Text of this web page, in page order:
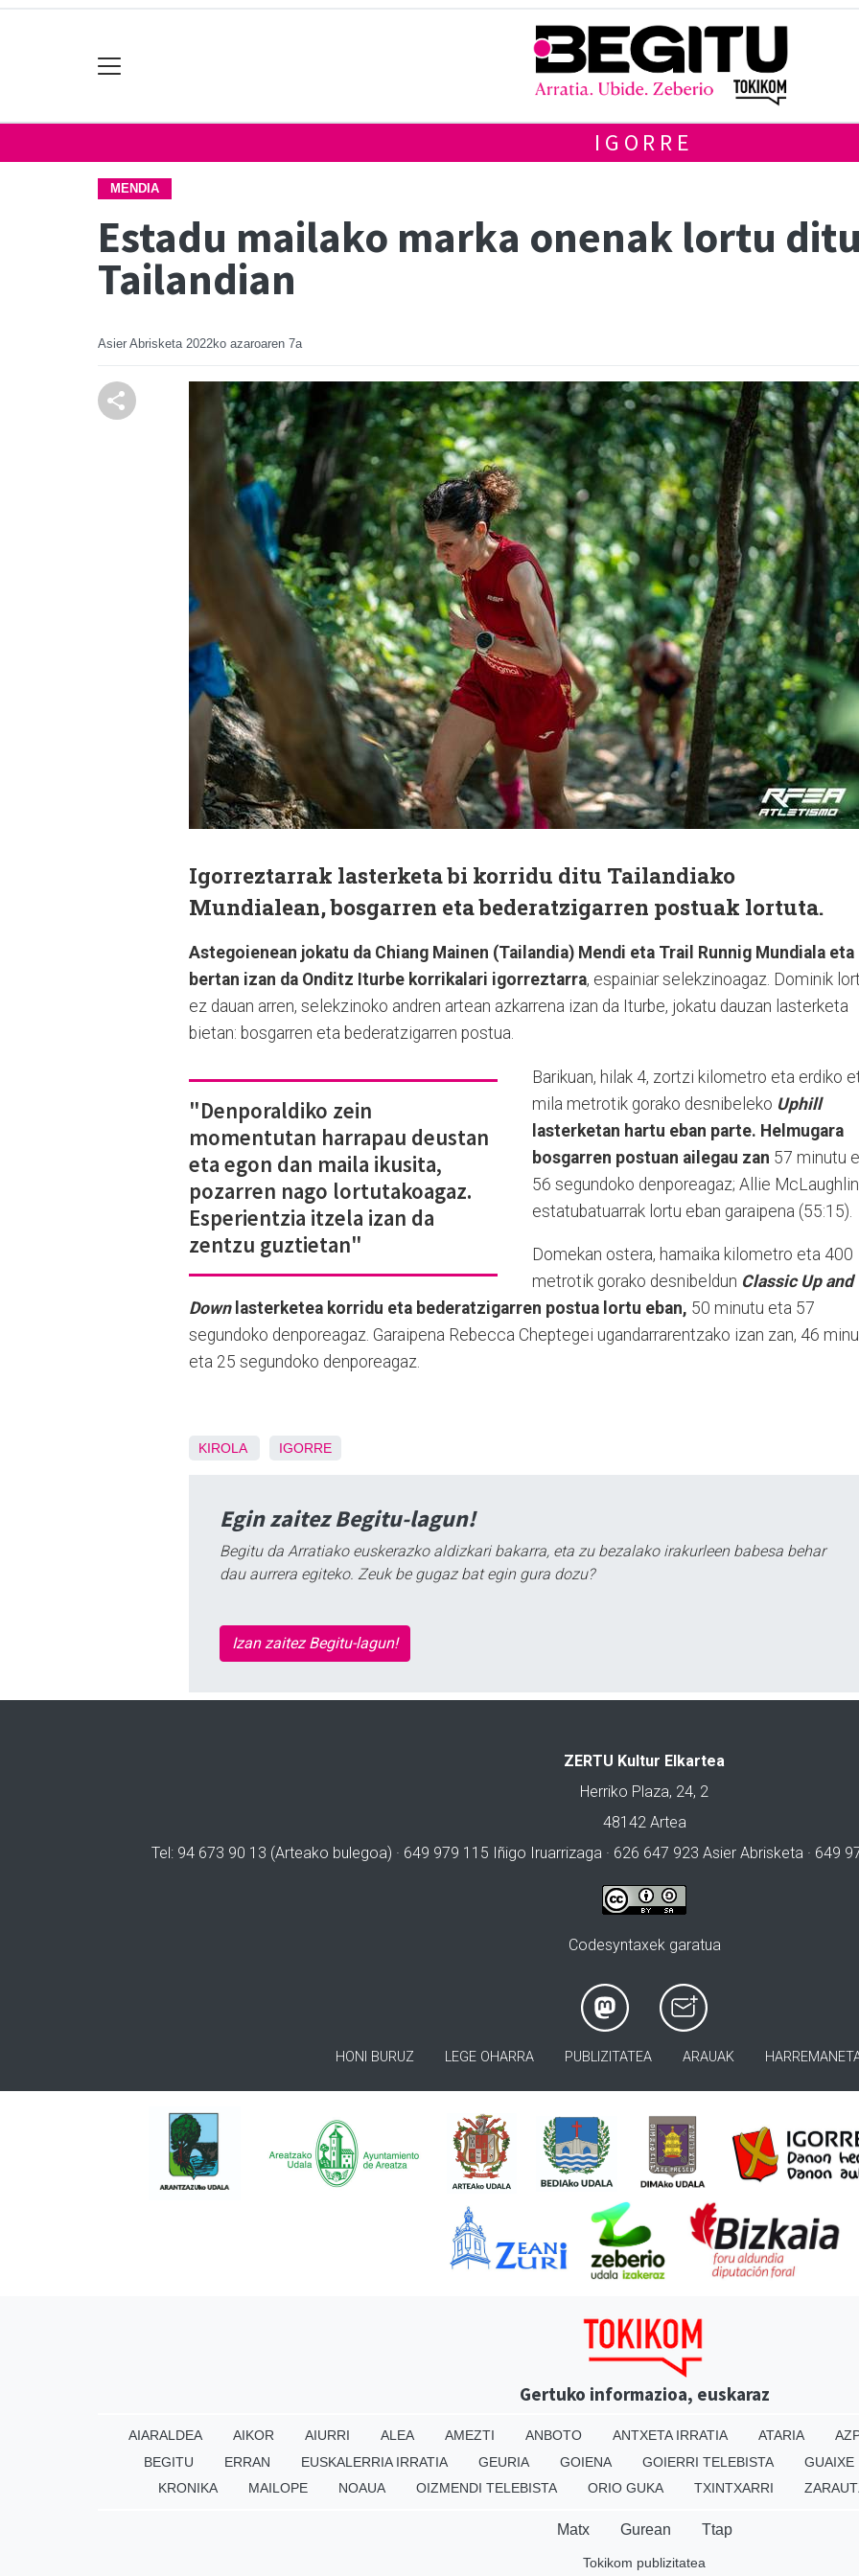
IGORRE
MENDIA
Estadu mailako marka onenak lortu
Tailandian
Asier Abrisketa 2022ko azaroaren 7a
Igorreztarrak lasterketa bi korridu ditu Tailandiako
Mundialean, bosgarren eta bederatzigarren postuak lortuta.
Astegoienean jokatu da Chiang Mainen (Tailandia) Mendi eta Trail Runnig Mundiala eta
bertan izan da Onditz Iturbe korrikalari igorreztarra, espainiar selekzinoagaz. Dominik
ez dauan arren, selekzinoko andren artean azkarrena izan da Iturbe, jokatu dauzan lasterketa
bietan: bosgarren eta bederatzigarren postua.
"Denporaldiko zein
momentutan harrapau deustan
eta egon dan maila ikusita,
pozarren nago lortutakoagaz.
Esperientzia itzela izan da
zentzu guztietan"
Barikuan, hilak 4, zortzi kilometro eta erdiko
mila metrotik gorako desnibeleko Uphill
lasterketan hartu eban parte. Helmugara
bosgarren postuan ailegau zan 57 minutu
56 segundoko denporeagaz; Allie McLaughlin
estatubatuarrak lortu eban garaipena (55:15).
Domekan ostera, hamaika kilometro eta 400
metrotik gorako desnibeldun Classic Up and
Downlasterketea korridu eta bederatzigarren postua lortu eban, 50 minutu eta 57
segundoko denporeagaz. Garaipena Rebecca Cheptegei ugandarrarentzako izan zan, 46
eta 25 segundoko denporeagaz.
KIROLA IGORRE
Egin zaitez Begitu-lagun!
Begitu da Arratiako euskerazko aldizkari bakarra, eta zu bezalako irakurleen babesa behar
dau aurrera egiteko. Zeuk be gugaz bat egin gura dozu?
Izan zaitez Begitu-lagun!
ZERTU Kultur Elkartea
Herriko Plaza, 24, 2
48142 Artea
Tel: 94 673 90 13 (Arteako bulegoa) · 649 979 115 Iñigo Iruarrizaga · 626 647 923 Asier Abrisketa · 649
Codesyntaxek garatua
HONI BURUZ LEGE OHARRA PUBLIZITATEA ARAUAK
Gertuko informazioa, euskaraz
AIARALDEA AIKOR AIURRI ALEA AMEZTI ANBOTO ANTXETA IRRATIA ATARIA
BEGITU
ERRAN EUSKALERRIA IRRATIA GEURIA GOIENA GOIERRI TELEBISTA
GUAIXE
KRONIKA
MAILOPE NOAUA OIZMENDI TELEBISTA ORIO GUKA TXINTXARRI
Matx Gurean Ttap
Tokikom publizitatea